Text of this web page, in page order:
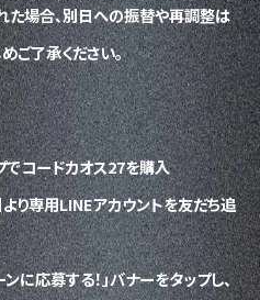
場合、別日への振替や再調整は
ご了承ください。
でコードカオス27を購入
り専用LINEアカウントを友だち追
に応募する！」バナーをタップし、